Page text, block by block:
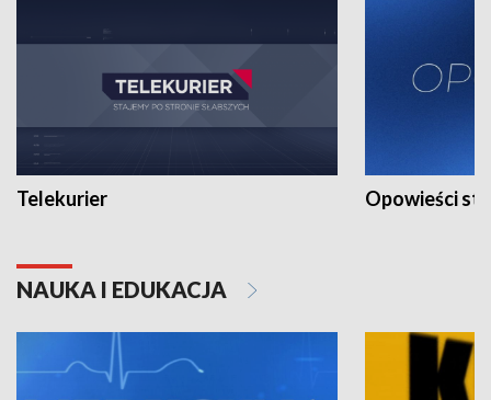
Telekurier Opowieści
NAUKA I EDUKACJA